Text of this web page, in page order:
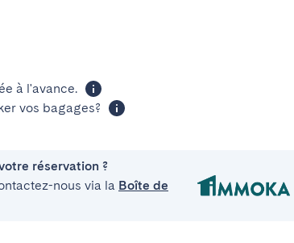
à l'avance.
vos bagages?
réservation ?
nous via la Boîte de